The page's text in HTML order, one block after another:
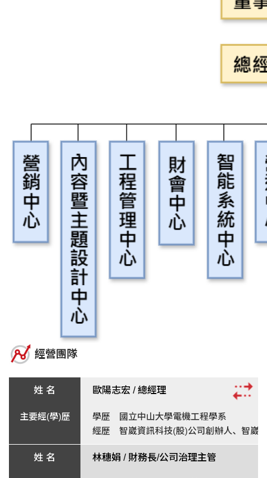
經營團隊
歐陽志宏 /總經理
學歷 國立中山大學電機工程學系
經歷 智崴資訊科技(股)公司創辦人、智崴
林穗娟 / 財務長/公司治理主管